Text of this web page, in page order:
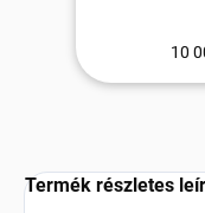
10
Termék részletes